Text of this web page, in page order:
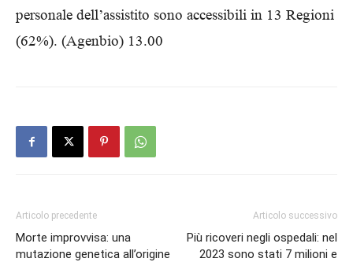
personale dell’assistito sono accessibili in 13 Regioni
(62%). (Agenbio) 13.00
Articolo precedente
Morte improvvisa: una
mutazione genetica all’origine
Articolo successivo
Più ricoveri negli ospedali: nel
2023 sono stati 7 milioni e